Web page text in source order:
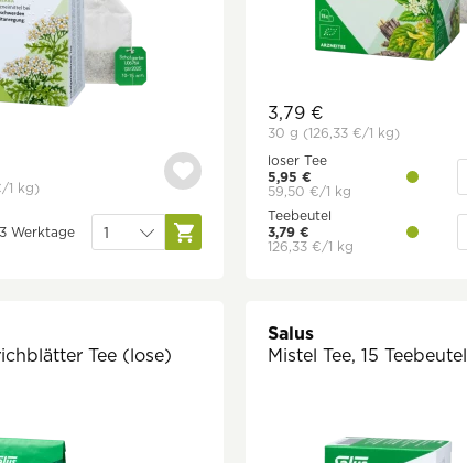
/1 kg)
Werktage
3,79 €
30 g (126,33 €/1 kg)
loser Tee
5,95 €
59,50 €/1 kg
Teebeutel
3,79 €
126,33 €/1 kg
Tee (lose)
Salus
Mistel Tee, 15 Teebeutel